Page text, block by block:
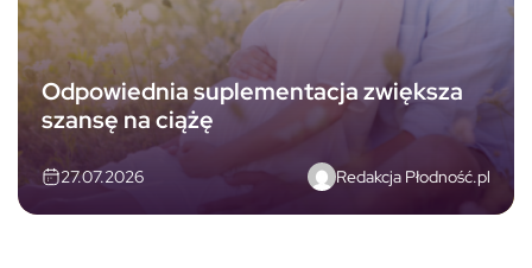
Odpowiednia suplementacja zwiększa
szansę na ciążę
27.07.2026 Redakcja Płodność.pl